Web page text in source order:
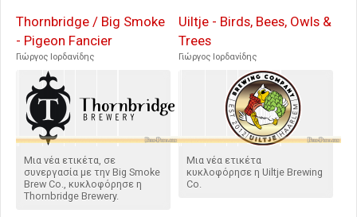
Thornbridge / Big Smoke
- Pigeon Fancier
Γιώργος Ιορδανίδης
Μια νέα ετικέτα, σε
συνεργασία με την Big Smoke
Brew Co., κυκλοφόρησε η
Thornbridge Brewery.
Uiltje - Birds, Bees, Owls &
Trees
Γιώργος Ιορδανίδης
Μια νέα ετικέτα
κυκλοφόρησε η Uiltje Brewing
Co.